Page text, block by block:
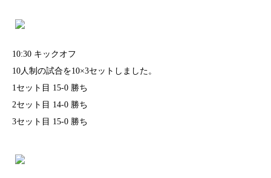
10:30 キックオフ
10人制の試合を10×3セットしました。
1セット目 15-0 勝ち
2セット目 14-0 勝ち
3セット目 15-0 勝ち